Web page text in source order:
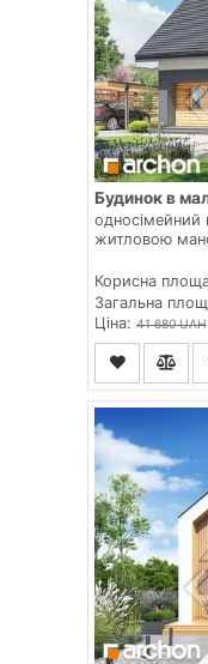
Будинок в
односімейний
житловою
Корисна
Загальна
Ціна: 41 680 UAH